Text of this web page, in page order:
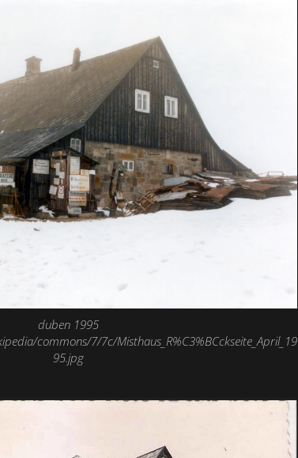
duben 1995
commons/7/7c/Misthaus_R%C3%BCckseite_April_19
95.jpg